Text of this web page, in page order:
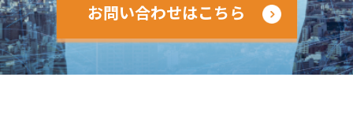
お問い合わせはこちら